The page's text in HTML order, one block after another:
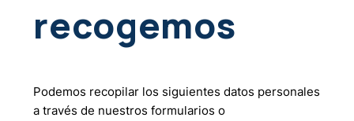
recogemos
Podemos recopilar los siguientes datos personales
a través de nuestros formularios o